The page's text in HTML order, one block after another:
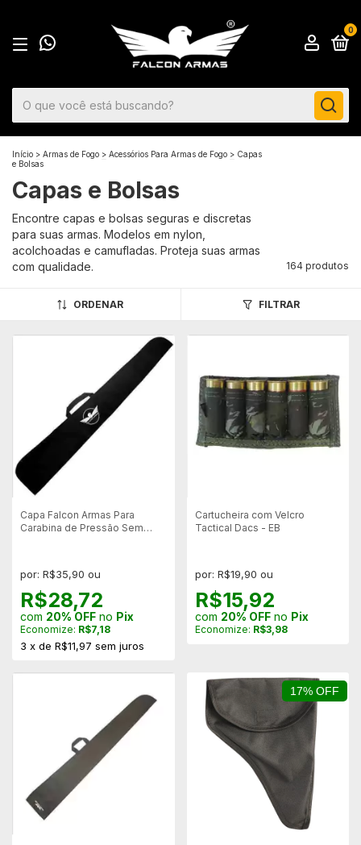
0
Início > Armas de Fogo > Acessórios Para Armas de Fogo > Capas
e Bolsas
Capas e Bolsas
Encontre capas e bolsas seguras e discretas
para suas armas. Modelos em nylon,
acolchoadas e camufladas. Proteja suas armas
com qualidade.
164 produtos
ORDENAR FILTRAR
Capa Falcon Armas Para
Carabina de Pressão Sem
por: R$35,90 ou
R$28,72
com 20% OFF no Pix
Economize: R$7,18
3 x de R$11,97 sem juros
Cartucheira com Velcro
Tactical Dacs - EB
por: R$19,90 ou
R$15,92
com 20% OFFno Pix
Economize: R$3,98
17% OFF